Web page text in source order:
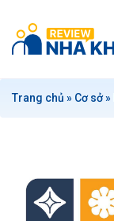
t
Trang chủ » Cơ sở»